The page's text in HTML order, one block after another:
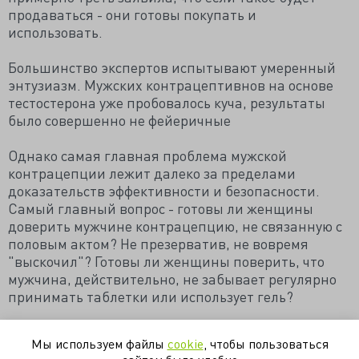
продаваться - они готовы покупать и
использовать.
Большинство экспертов испытывают умеренный
энтузиазм. Мужских контрацептивнов на основе
тестостерона уже пробовалось куча, результаты
было совершенно не фейеричные
Однако самая главная проблема мужской
контрацепции лежит далеко за пределами
доказательств эффективности и безопасности.
Самый главный вопрос - готовы ли женщины
доверить мужчине контрацепцию, не связанную с
половым актом? Не презерватив, не вовремя
"выскочил"? Готовы ли женщины поверить, что
мужчина, действительно, не забывает регулярно
принимать таблетки или использует гель?
Мы используем файлы cookie , чтобы пользоваться